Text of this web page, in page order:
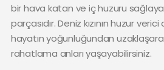
bir hava katan ve iç huzuru
parçasıdır. Deniz kızının huzur
hayatın yoğunluğundan
rahatlama anları yaşayabilirsiniz.